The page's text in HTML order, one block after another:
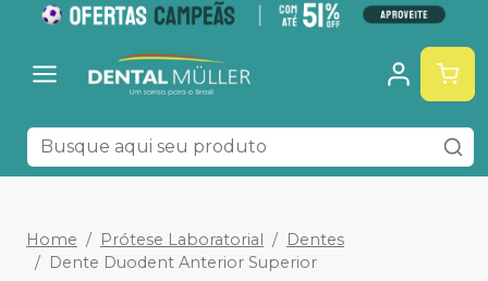
Home Prótese Laboratorial
Dentes
Dente Duodent Anterior Superior